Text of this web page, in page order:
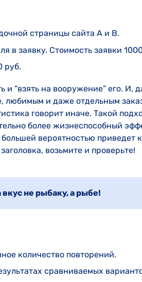
страницы сайта А и В.
в заявку. Стоимость заявки
руб.
“взять на вооружение” его. И,
и даже отдельным
говорит иначе. Такой
более жизнеспособный
вероятностью приведет
возьмите и проверьте!
не рыбаку, а рыбе!
количество повторений.
сравниваемых